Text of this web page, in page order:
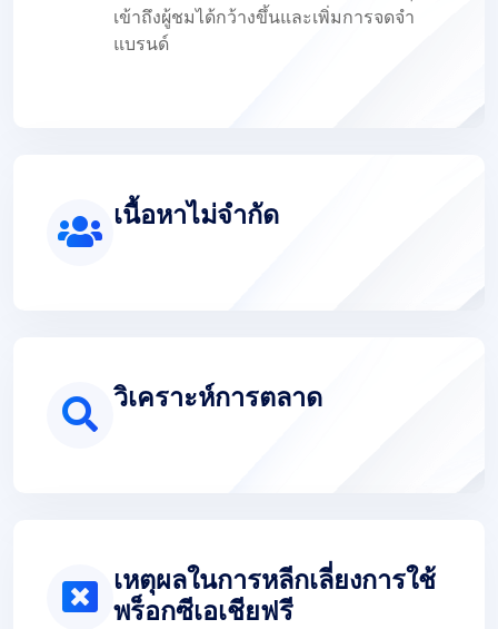
เข้าถึงผู้ชมได้กว้างขึ้นและเพิ่มการจดจำ
แบรนด์
เนื้อหาไม่จำกัด
วิเคราะห์การตลาด
เหตุผลในการหลีกเลี่ยงการใช้
พร็อกซีเอเชียฟรี